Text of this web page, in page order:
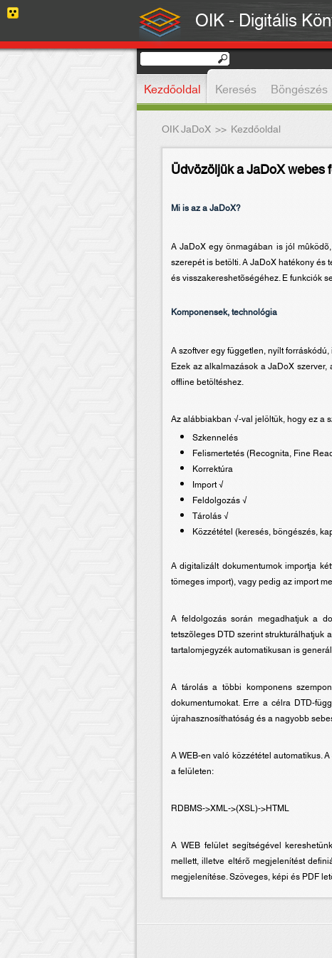
OIK - Digitális
Kezdőoldal Keresés Böngészés
OIK JaDoX >> Kezdőoldal
Üdvözöljük a JaDoX webes
Mi is az a JaDoX?
A JaDoX egy önmagában is jól
szerepét is betölti. A JaDoX hatékony
és visszakereshetõségéhez. E funkciók
Komponensek, technológia
A szoftver egy független, nyílt
Ezek az alkalmazások a JaDoX
offline betöltéshez.
Az alábbiakban √-val jelöltük, hogy ez a
Szkennelés
Felismertetés (Recognita, Fine
Korrektúra
Import √
Feldolgozás √
Tárolás √
Közzététel (keresés, böngészés,
A digitalizált dokumentumok importja
tömeges import), vagy pedig az import
A feldolgozás során megadhatjuk a
tetszõleges DTD szerint strukturálhatjuk
tartalomjegyzék automatikusan is
A tárolás a többi komponens
dokumentumokat. Erre a célra DTD-
újrahasznosíthatóság és a nagyobb
A WEB-en való közzététel automatikus.
a felületen:
RDBMS->XML->(XSL)->HTML
A WEB felület segítségével
mellett, illetve eltérõ megjelenítést
megjelenítése. Szöveges, képi és PDF